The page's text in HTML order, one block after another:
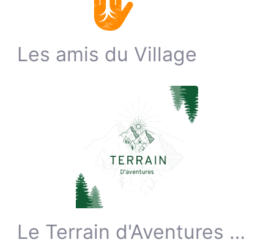
Les amis du Village
Le Terrain d'Aventures ASBL